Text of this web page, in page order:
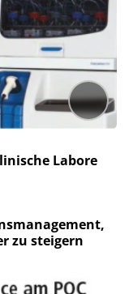
Labore
zu steigern